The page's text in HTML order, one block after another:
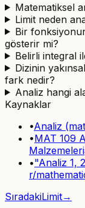
Matematiksel
Limit neden
Bir
gösterir mi?
Belirli integral
Dizinin
fark nedir?
Analiz hangi
Kaynaklar
•Analiz
•MAT 109
Malzemeleri
•"Analiz 1,
r/
SıradakiLimit→